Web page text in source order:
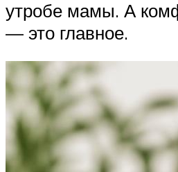
утробе мамы. А
— это главное.